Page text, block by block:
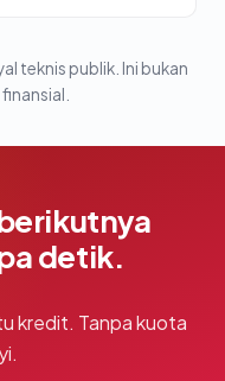
teknis publik. Ini bukan
detik.
kredit. Tanpa kuota